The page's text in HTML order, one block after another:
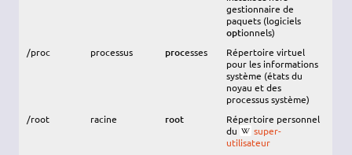
gestionnaire de
paquets (logiciels
optionnels)
/proc
processus processes
Répertoire virtuel
pour les informations
système (états du
noyau et des
processus système)
/root
racine root
Répertoire personnel
du
super-
utilisateur